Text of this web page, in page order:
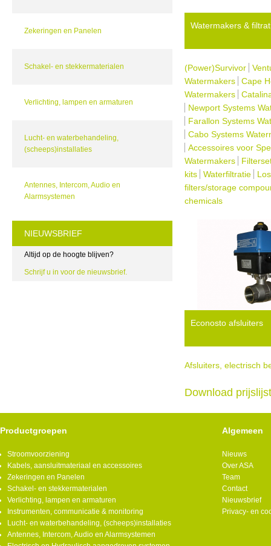
Zekeringen en Panelen
Schakel- en stekkermaterialen
Verlichting, lampen en armaturen
Lucht- en waterbehandeling,
(scheeps)installaties
Antennes, Intercom, Audio en
Alarmsystemen
NIEUWSBRIEF
Altijd op de hoogte blijven?
Schrijf u in voor de nieuwsbrief.
Watermakers &
(Power)Survivor
Watermakers
Cape
Watermakers
Newport Systems
Farallon Systems
Cabo Systems
Accessoires voor
Watermakers
kits
Waterfiltratie
filters/storage
chemicals
Econosto afsluiters
Afsluiters, electrisch
Download
Productgroepen
Stroomvoorziening
Kabels, aansluitmateriaal en accessoires
Zekeringen en Panelen
Schakel- en stekkermaterialen
Verlichting, lampen en armaturen
Instrumenten, communicatie & monitoring
Lucht- en waterbehandeling, (scheeps)installaties
Antennes, Intercom, Audio en Alarmsystemen
Algemeen
Nieuws
Over ASA
Team
Contact
Nieuwsbrief
Privacy- en